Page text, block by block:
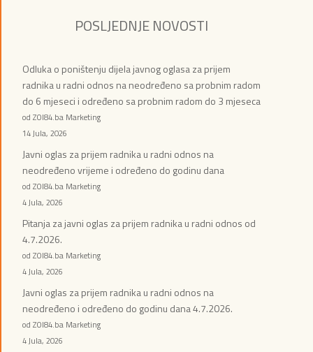
POSLJEDNJE NOVOSTI
Odluka o poništenju dijela javnog oglasa za prijem
radnika u radni odnos na neodređeno sa probnim radom
do 6 mjeseci i određeno sa probnim radom do 3 mjeseca
od ZOI84.ba Marketing
14 Jula, 2026
Javni oglas za prijem radnika u radni odnos na
neodređeno vrijeme i određeno do godinu dana
od ZOI84.ba Marketing
4 Jula, 2026
Pitanja za javni oglas za prijem radnika u radni odnos od
4.7.2026.
od ZOI84.ba Marketing
4 Jula, 2026
Javni oglas za prijem radnika u radni odnos na
neodređeno i određeno do godinu dana 4.7.2026.
od ZOI84.ba Marketing
4 Jula, 2026